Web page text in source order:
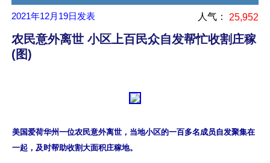
2021年12月19日 发表 人气： 25,952
农民意外离世 小区上百民众自发帮忙收割庄稼
(图)
美国爱荷华州一位农民意外离世，当地小区的一百多名成员自发聚集在